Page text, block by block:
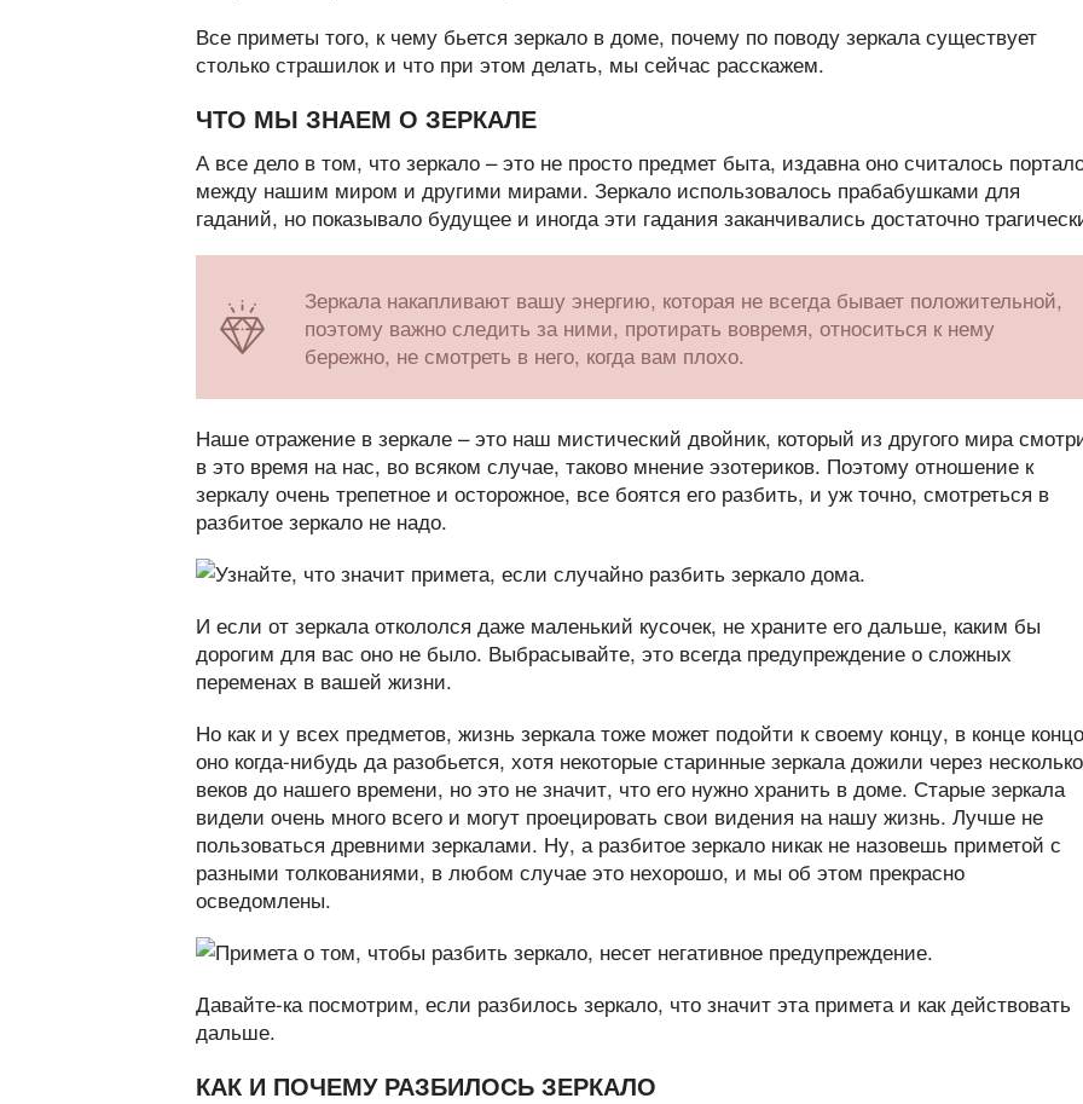
Все приметы того, к чему бьется зеркало в доме, почему по поводу зеркала существует
столько страшилок и что при этом делать, мы сейчас расскажем.
ЧТО МЫ ЗНАЕМ О ЗЕРКАЛЕ
А все дело в том, что зеркало – это не просто предмет быта, издавна оно считалось
между нашим миром и другими мирами. Зеркало использовалось прабабушками для
гаданий, но показывало будущее и иногда эти гадания заканчивались достаточно
Зеркала накапливают вашу энергию, которая не всегда бывает положительной,
поэтому важно следить за ними, протирать вовремя, относиться к нему
бережно, не смотреть в него, когда вам плохо.
Наше отражение в зеркале – это наш мистический двойник, который из другого мира
в это время на нас, во всяком случае, таково мнение эзотериков. Поэтому отношение к
зеркалу очень трепетное и осторожное, все боятся его разбить, и уж точно, смотреться в
разбитое зеркало не надо.
И если от зеркала откололся даже маленький кусочек, не храните его дальше, каким бы
дорогим для вас оно не было. Выбрасывайте, это всегда предупреждение о сложных
переменах в вашей жизни.
Но как и у всех предметов, жизнь зеркала тоже может подойти к своему концу, в конце
оно когда-нибудь да разобьется, хотя некоторые старинные зеркала дожили через несколько
веков до нашего времени, но это не значит, что его нужно хранить в доме. Старые зеркала
видели очень много всего и могут проецировать свои видения на нашу жизнь. Лучше не
пользоваться древними зеркалами. Ну, а разбитое зеркало никак не назовешь приметой с
разными толкованиями, в любом случае это нехорошо, и мы об этом прекрасно
осведомлены.
Давайте-ка посмотрим, если разбилось зеркало, что значит эта примета и как действовать
дальше.
КАК И ПОЧЕМУ РАЗБИЛОСЬ ЗЕРКАЛО